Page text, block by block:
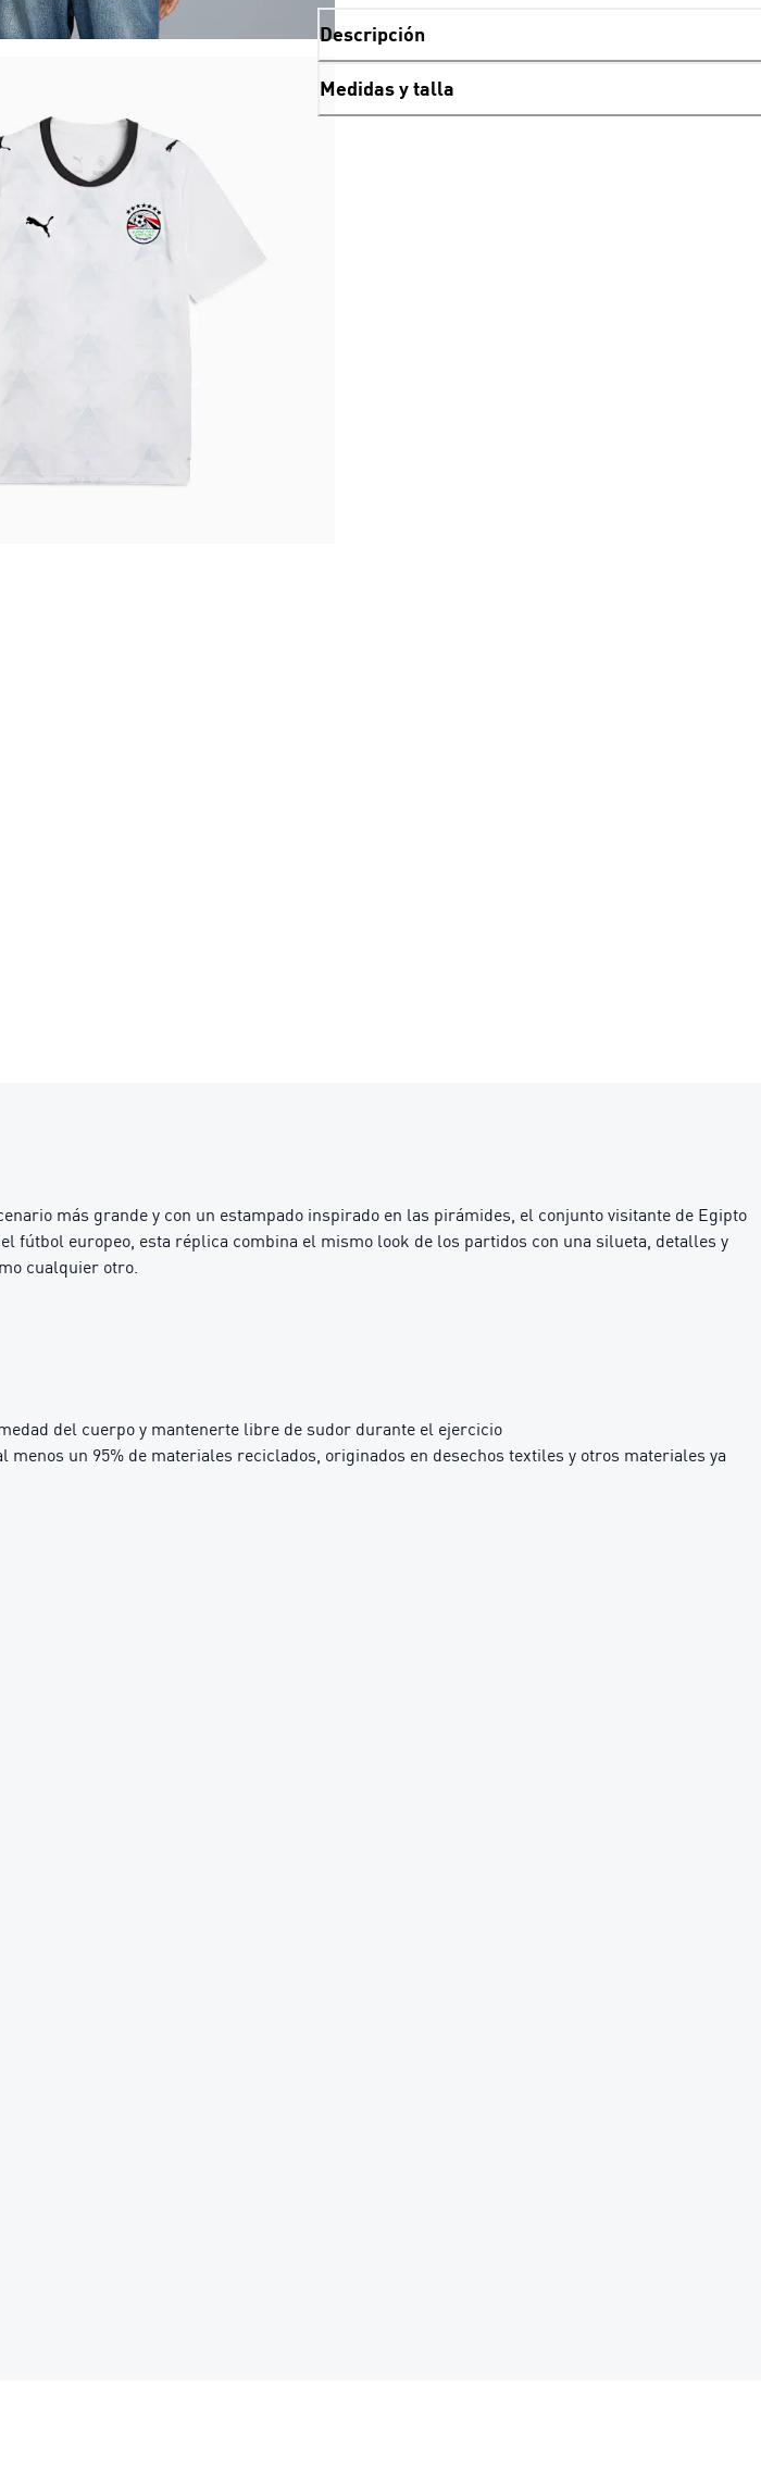
Descripción
Medidas y talla
más grande y con un estampado inspirado en las pirámides, el conjunto visitante de Egipto
fútbol europeo, esta réplica combina el mismo look de los partidos con una silueta, detalles y
cualquier otro.
del cuerpo y mantenerte libre de sudor durante el ejercicio
un 95% de materiales reciclados, originados en desechos textiles y otros materiales ya